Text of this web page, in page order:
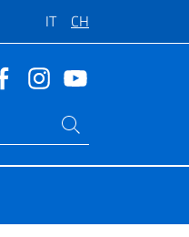
IT CH